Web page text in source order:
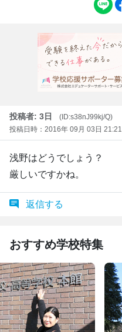
投稿者: 3日
(ID:s38nJ99kj/Q)
投稿日時：2016年 09月 03日 21:21
浅野はどうでしょう？
厳しいですかね。
返信する
おすすめ学校特集